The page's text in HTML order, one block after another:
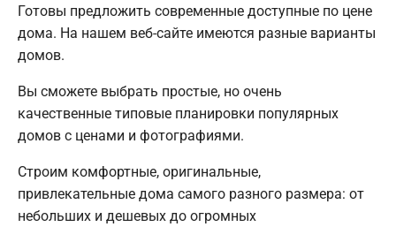
Готовы предложить современные доступные по цене
дома. На нашем веб-сайте имеются разные варианты
домов.
Вы сможете выбрать простые, но очень
качественные типовые планировки популярных
домов с ценами и фотографиями.
Строим комфортные, оригинальные,
привлекательные дома самого разного размера: от
небольших и дешевых до огромных